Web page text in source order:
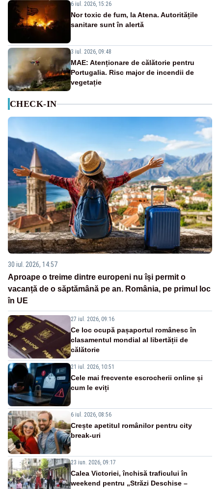
6 iul. 2026, 15:26
Nor toxic de fum, la Atena. Autoritățile
sanitare sunt în alertă
3 iul. 2026, 09:48
MAE: Atenționare de călătorie pentru
Portugalia. Risc major de incendii de
vegetație
CHECK-IN
30 iul. 2026, 14:57
Aproape o treime dintre europeni nu își permit o
vacanță de o săptămână pe an. România, pe primul loc
în UE
27 iul. 2026, 09:16
Ce loc ocupă pașaportul românesc în
clasamentul mondial al libertății de
călătorie
21 iul. 2026, 10:51
Cele mai frecvente escrocherii online și
cum le eviți
6 iul. 2026, 08:56
Crește apetitul românilor pentru city
break-uri
23 iun. 2026, 09:17
Calea Victoriei, închisă traficului în
weekend pentru „Străzi Deschise –